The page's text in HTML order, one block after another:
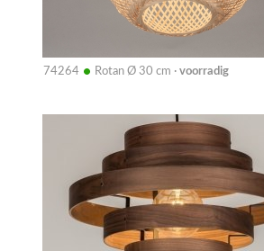
74264 • Rotan Ø 30 cm · voorradig
Bekijk